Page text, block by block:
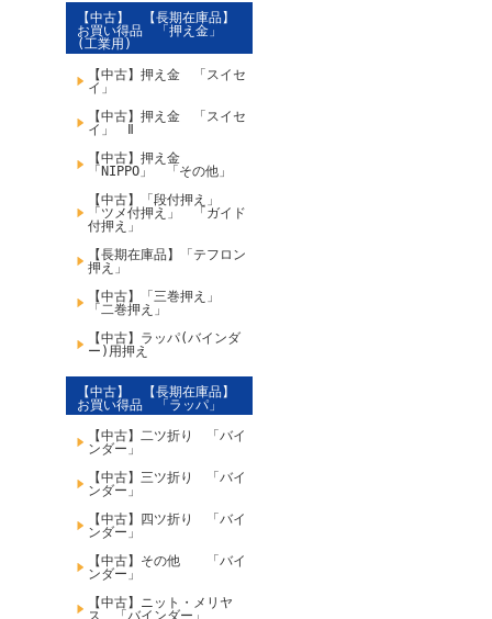
【中古】 【長期在庫品】
お買い得品 「押え金」
(工業用)
【中古】押え金 「スイセ
イ」
【中古】押え金 「スイセ
イ」 Ⅱ
【中古】押え金
「NIPPO」 「その他」
【中古】「段付押え」
「ツメ付押え」 「ガイド
付押え」
【長期在庫品】「テフロン
押え」
【中古】「三巻押え」
「二巻押え」
【中古】ラッパ(バインダ
ー)用押え
【中古】 【長期在庫品】
お買い得品 「ラッパ」
【中古】二ツ折り 「バイ
ンダー」
【中古】三ツ折り 「バイ
ンダー」
【中古】四ツ折り 「バイ
ンダー」
【中古】その他 「バイ
ンダー」
【中古】ニット・メリヤ
ス 「バインダー」